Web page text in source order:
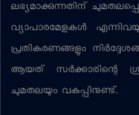
ലഭ്യമാക്കുന്നതിന്
വ്യാപാരമേളകള്‍
പ്രതികരണങ്ങളും
ആയത് സര്‍ക്കാരിന്റെ
ചുമതലയും വകുപ്പിനുണ്ട്.